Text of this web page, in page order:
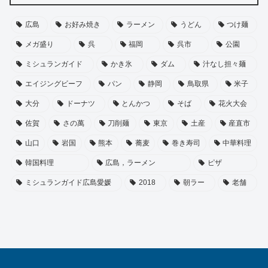
広島 お好み焼き ラーメン うどん つけ麺
メガ盛り 呉 福岡 呉市 公園
ミシュランガイド かき氷 ダム 汁なし担々麺
エイジングビーフ パン 静岡 鳥取県 米子
大分 ドーナツ とんかつ そば 花火大会
佐賀 さの萬 刀削麺 東京 土産 産直市
山口 岩国 熊本 蕎麦 巻き寿司 中華料理
韓国料理 広島，ラーメン ピザ
ミシュランガイド広島愛媛 2018 朝ラー 老舗